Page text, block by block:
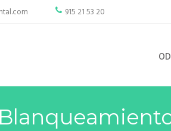
915 21 53 20